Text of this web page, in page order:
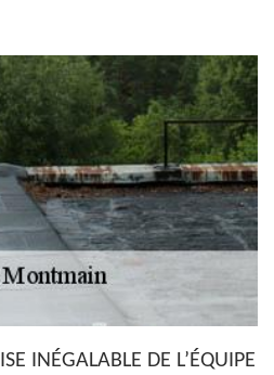
INÉGALABLE DE L’ÉQUIPE